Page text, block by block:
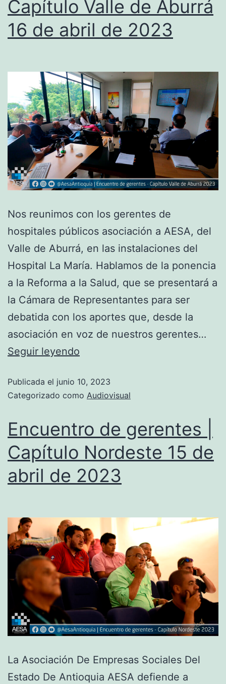
Capítulo Valle de Aburrá
16 de abril de 2023
Nos reunimos con los gerentes de
hospitales públicos asociación a AESA, del
Valle de Aburrá, en las instalaciones del
Hospital La María. Hablamos de la ponencia
a la Reforma a la Salud, que se presentará a
la Cámara de Representantes para ser
debatida con los aportes que, desde la
asociación en voz de nuestros gerentes…
Seguir leyendo
Publicada el junio 10, 2023
Categorizado como Audiovisual
Encuentro de gerentes |
Capítulo Nordeste 15 de
abril de 2023
La Asociación De Empresas Sociales Del
Estado De Antioquia AESA defiende a